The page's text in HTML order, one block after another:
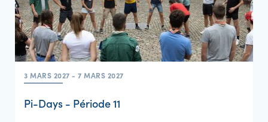
3 MARS 2027 - 7 MARS 2027
Pi-Days - Période 11